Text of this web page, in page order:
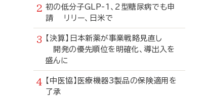
初の低分子GLP-1、2型糖尿病でも申
請 リリー、日米で
【決算】日本新薬が事業戦略見直し
開発の優先順位を明確化、導出入を
盛んに
【中医協】医療機器3製品の保険適用を
了承